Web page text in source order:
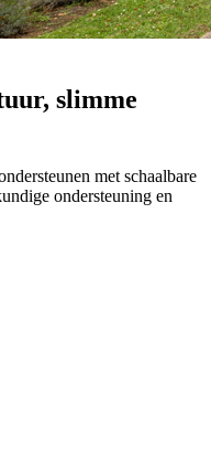
slimme
met schaalbare
ondersteuning en